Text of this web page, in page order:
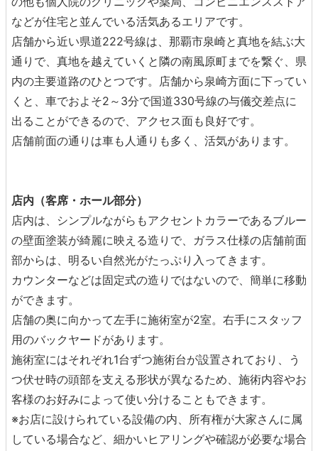
などが住宅と並んでいる活気あるエリアです。
店舗から近い県道222号線は、那覇市泉崎と真地を結ぶ大
通りで、真地を越えていくと隣の南風原町までを繋ぐ、県
内の主要道路のひとつです。店舗から泉崎方面に下ってい
くと、車でおよそ2～3分で国道330号線の与儀交差点に
出ることができるので、アクセス面も良好です。
店舗前面の通りは車も人通りも多く、活気があります。
店内（客席・ホール部分）
店内は、シンプルながらもアクセントカラーであるブルー
の壁面塗装が綺麗に映える造りで、ガラス仕様の店舗前面
部からは、明るい自然光がたっぷり入ってきます。
カウンターなどは固定式の造りではないので、簡単に移動
ができます。
店舗の奥に向かって左手に施術室が2室。右手にスタッフ
用のバックヤードがあります。
施術室にはそれぞれ1台ずつ施術台が設置されており、う
つ伏せ時の頭部を支える形状が異なるため、施術内容やお
客様のお好みによって使い分けることもできます。
※お店に設けられている設備の内、所有権が大家さんに属
している場合など、細かいヒアリングや確認が必要な場合